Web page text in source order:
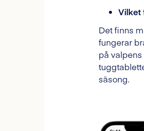
Vilket
Det finns
fungerar
på
säsong.